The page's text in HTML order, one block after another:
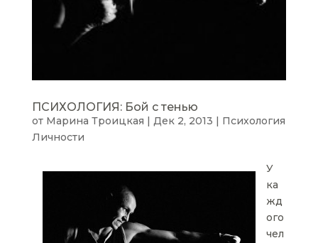
ПСИХОЛОГИЯ: Бой с тенью
от Марина Троицкая | Дек 2, 2013 | Психология
Личности
У
ка
жд
ого
чел